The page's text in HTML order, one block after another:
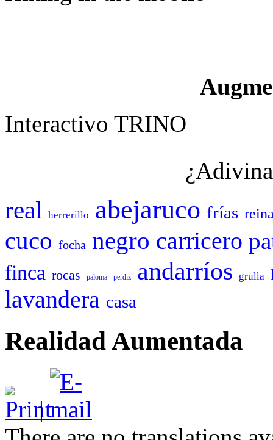
Interactivo TRINO
real herrerillo abejaruco frías
cuco focha negro carricero
finca rocas paloma perdiz andarríos grulla
lavandera casa
Realidad Aumentada
|